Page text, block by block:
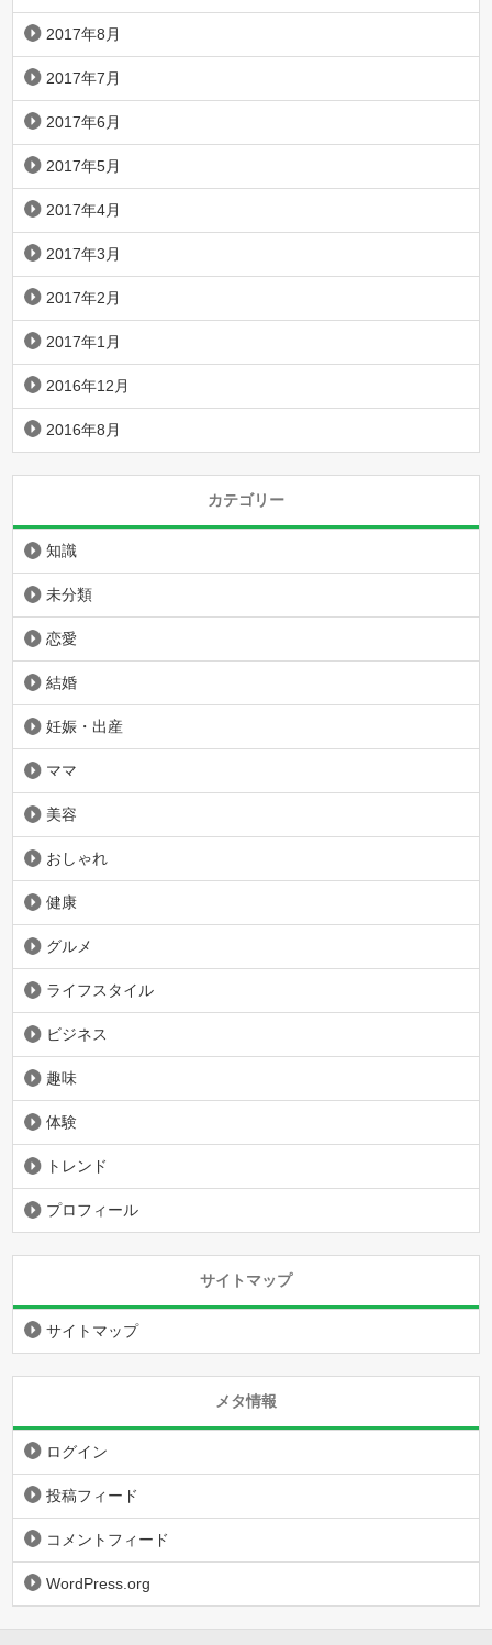
2017年8月
2017年7月
2017年6月
2017年5月
2017年4月
2017年3月
2017年2月
2017年1月
2016年12月
2016年8月
カテゴリー
知識
未分類
恋愛
結婚
妊娠・出産
ママ
美容
おしゃれ
健康
グルメ
ライフスタイル
ビジネス
趣味
体験
トレンド
プロフィール
サイトマップ
サイトマップ
メタ情報
ログイン
投稿フィード
コメントフィード
WordPress.org